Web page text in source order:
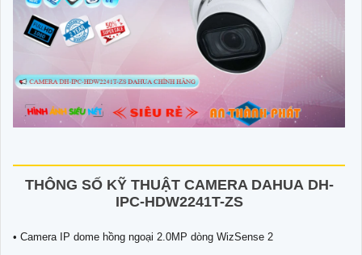
THÔNG SỐ KỸ THUẬT CAMERA DAHUA DH-
IPC-HDW2241T-ZS
• Camera IP dome hồng ngoại 2.0MP dòng WizSense 2